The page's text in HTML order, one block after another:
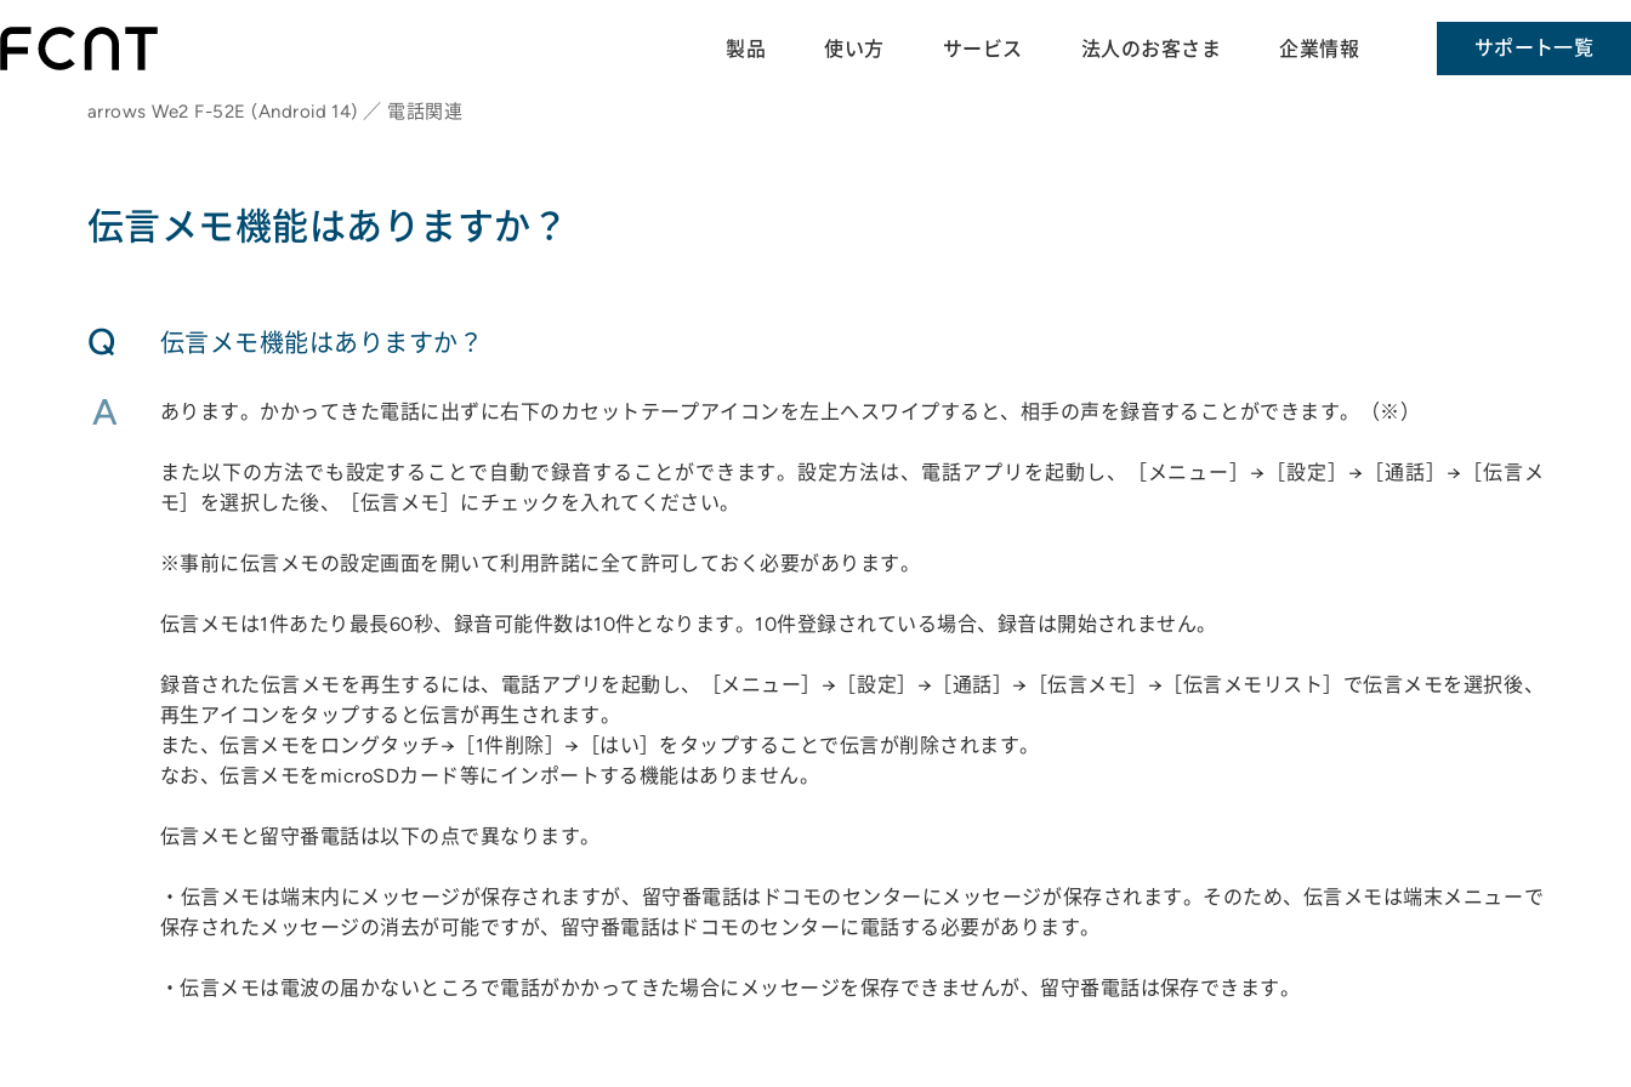
製品 使い方 サービス 法人のお客さま 企業情報 サポート一覧
arrows We2 F-52E (Android 14) ／ 電話関連
伝言メモ機能はありますか？
Q 伝言メモ機能はありますか？
A あります。かかってきた電話に出ずに右下のカセットテープアイコンを左上へスワイプすると、相手の声を録音することができます。（※）
また以下の方法でも設定することで自動で録音することができます。設定方法は、電話アプリを起動し、［メニュー］→［設定］→［通話］→［伝言メ
モ］を選択した後、［伝言メモ］にチェックを入れてください。
※事前に伝言メモの設定画面を開いて利用許諾に全て許可しておく必要があります。
伝言メモは1件あたり最長60秒、録音可能件数は10件となります。10件登録されている場合、録音は開始されません。
録音された伝言メモを再生するには、電話アプリを起動し、［メニュー］→［設定］→［通話］→［伝言メモ］→［伝言メモリスト］で伝言メモを選択後、
再生アイコンをタップすると伝言が再生されます。
また、伝言メモをロングタッチ→［1件削除］→［はい］をタップすることで伝言が削除されます。
なお、伝言メモをmicroSDカード等にインポートする機能はありません。
伝言メモと留守番電話は以下の点で異なります。
・伝言メモは端末内にメッセージが保存されますが、留守番電話はドコモのセンターにメッセージが保存されます。そのため、伝言メモは端末メニューで
保存されたメッセージの消去が可能ですが、留守番電話はドコモのセンターに電話する必要があります。
・伝言メモは電波の届かないところで電話がかかってきた場合にメッセージを保存できませんが、留守番電話は保存できます。